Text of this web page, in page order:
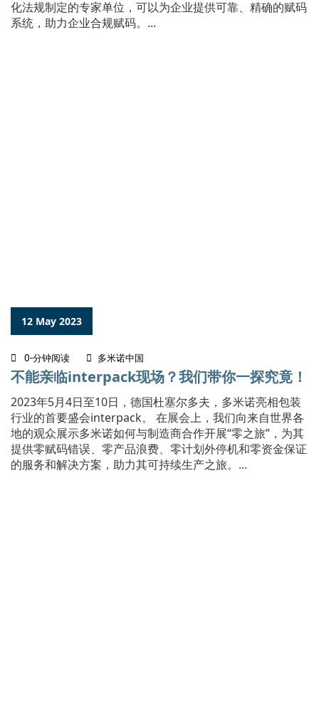
化法规制定的专家单位，可以为企业提供可靠、精确的赋码
系统，助力企业合规赋码。...
12 May 2023
0-分钟阅读 多米诺中国
不能亲临interpack现场？我们带你一探究竟！
2023年5月4日至10日，德国杜塞尔多夫，多米诺亮相包装
行业的首要盛会interpack。 在展会上，我们向来自世界各
地的观众展示多米诺如何与制造商合作开展“零之旅”，为其
提供零赋码错误、零产品浪费、零计划外停机和零资金保证
的服务和解决方案，助力其可持续生产之旅。...